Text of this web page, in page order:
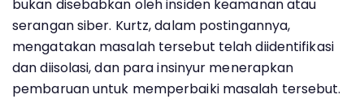
bukan disebabkan oleh insiden keamanan atau
serangan siber. Kurtz, dalam postingannya,
mengatakan masalah tersebut telah diidentifikasi
dan diisolasi, dan para insinyur menerapkan
pembaruan untuk memperbaiki masalah tersebut.